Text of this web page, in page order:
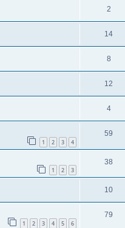
2
14
8
12
4
1 2 3 4
59
1 2 3
38
10
1 2 3 4 5 6
79